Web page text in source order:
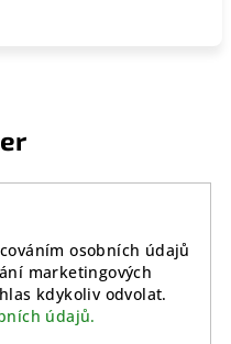
osobních údajů
marketingových
kdykoliv odvolat.
údajů.